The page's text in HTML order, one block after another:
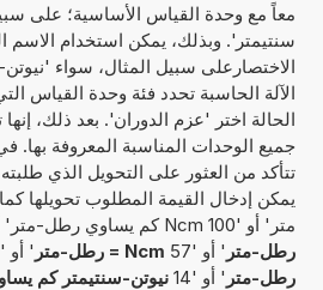
سنتيمتر'. وبذلك، يمكن استخدام الاسم
الآلة الحاسبة تحدد فئة وحدة القياس
الحالة اختر 'عزم الدوران'. بعد ذلك،
جميع الوحدات المناسبة المعروفة بها.
تتأكد من العثور على التحويل الذي
متر' أو '100 Ncm كم يساوي رطل-متر' أو '43
رطل-متر ' أو '57 Ncm = رطل-متر ' أو '71
رطل-متر ' أو '14 نيوتن-سنتيمتر كم